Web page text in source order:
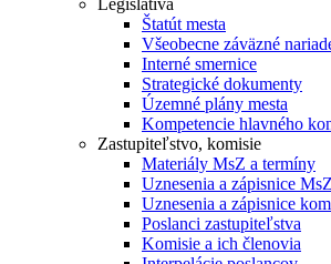
Legislatíva
Štatút mesta
Všeobecne záväzné
Interné smernice
Strategické dokumenty
Územné plány mesta
Kompetencie hlavného
Zastupiteľstvo, komisie
Materiály MsZ a termíny
Uznesenia a zápisnice MsZ
Uznesenia a zápisnice
Poslanci zastupiteľstva
Komisie a ich členovia